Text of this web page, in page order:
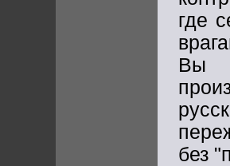
где
Вы
без